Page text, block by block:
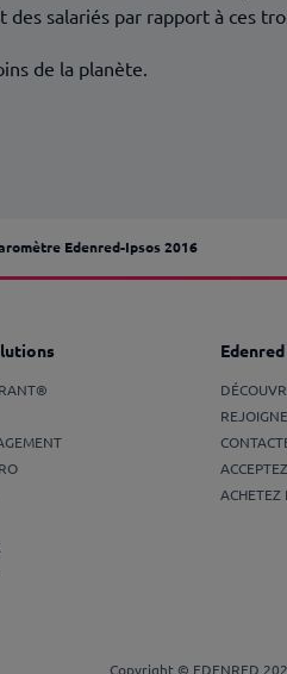
salariés par rapport à ces
de la planète.
Edenred-Ipsos 2016
ACHETEZ
Copyright © EDENRED